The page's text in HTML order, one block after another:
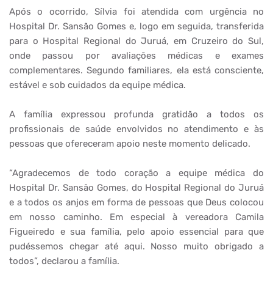
Após o ocorrido, Sílvia foi atendida com urgência no
Hospital Dr. Sansão Gomes e, logo em seguida, transferida
para o Hospital Regional do Juruá, em Cruzeiro do Sul,
onde passou por avaliações médicas e exames
complementares. Segundo familiares, ela está consciente,
estável e sob cuidados da equipe médica.
A família expressou profunda gratidão a todos os
profissionais de saúde envolvidos no atendimento e às
pessoas que ofereceram apoio neste momento delicado.
“Agradecemos de todo coração a equipe médica do
Hospital Dr. Sansão Gomes, do Hospital Regional do Juruá
e a todos os anjos em forma de pessoas que Deus colocou
em nosso caminho. Em especial à vereadora Camila
Figueiredo e sua família, pelo apoio essencial para que
pudéssemos chegar até aqui. Nosso muito obrigado a
todos”, declarou a família.